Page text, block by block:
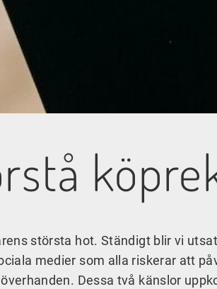
största hot. Ständigt blir vi
medier som alla riskerar att
Dessa två känslor